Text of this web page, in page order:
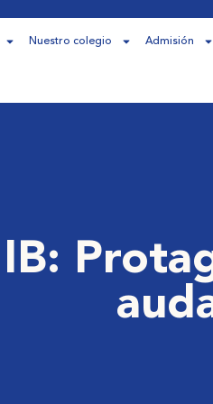
Nuestro colegio Admisión